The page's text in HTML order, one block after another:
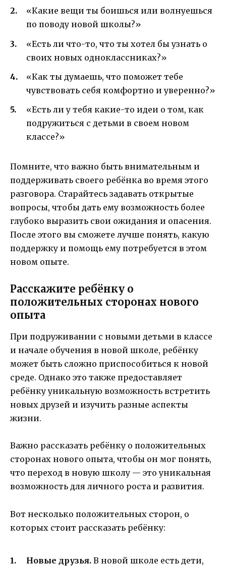
«Какие вещи ты боишься или волнуешься
по поводу новой школы?»
«Есть ли что-то, что ты хотел бы узнать о
своих новых одноклассниках?»
«Как ты думаешь, что поможет тебе
чувствовать себя комфортно и уверенно?»
«Есть ли у тебя какие-то идеи о том, как
подружиться с детьми в своем новом
классе?»
Помните, что важно быть внимательным и
поддерживать своего ребёнка во время этого
разговора. Старайтесь задавать открытые
вопросы, чтобы дать ему возможность более
глубоко выразить свои ожидания и опасения.
После этого вы сможете лучше понять, какую
поддержку и помощь ему потребуется в этом
новом опыте.
Расскажите ребёнку о
положительных сторонах нового
опыта
При подруживании с новыми детьми в классе
и начале обучения в новой школе, ребёнку
может быть сложно приспособиться к новой
среде. Однако это также предоставляет
ребёнку уникальную возможность встретить
новых друзей и изучить разные аспекты
жизни.
Важно рассказать ребёнку о положительных
сторонах нового опыта, чтобы он мог понять,
что переход в новую школу — это уникальная
возможность для личного роста и развития.
Вот несколько положительных сторон, о
которых стоит рассказать ребёнку:
Новые друзья. В новой школе есть дети,